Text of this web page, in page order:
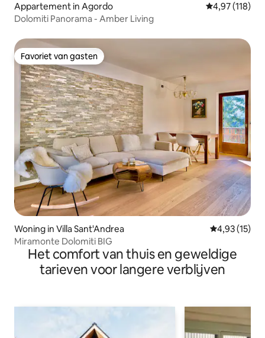
Appartement in Agordo Gemiddelde
4,97 (118)
Dolomiti Panorama - Amber Living
Favoriet van gasten
Favoriet van gasten
Woning in Villa Sant'Andrea Gemiddelde
4,93 (15)
Miramonte Dolomiti BIG
Het comfort van thuis en geweldige
tarieven voor langere verblijven